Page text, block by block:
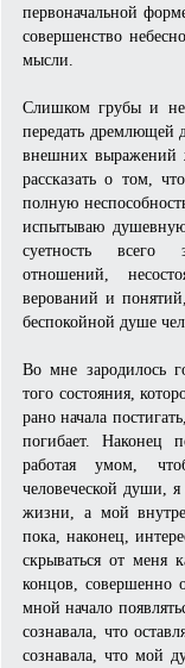
первоначальной
совершенство
мысли.
Слишком грубы и
передать дремлющей
внешних выражений
рассказать о том,
полную
испытываю
суетность всего
отношений,
верований и
беспокойной душе
Во мне зародилось
того состояния,
рано начала
погибает. Наконец
работая умом,
человеческой души, я
жизни, а мой
пока, наконец,
скрываться от меня
концов, совершенно
мной начало
сознавала, что
сознавала, что мой